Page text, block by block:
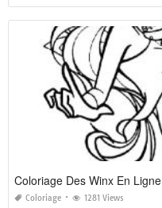
Coloriage Des Winx En Ligne
Coloriage 1281 Views